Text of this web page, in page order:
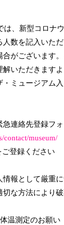
は、新型コロナ
数を記入いた
がございます
いただきますよ
ミュージアム
連絡先登録フォ
contact/museum/
登録ください
報として厳重
な方法により
温測定のお願い